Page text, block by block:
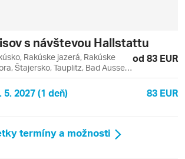
s návštevou Hallstattu
Rakúske jazerá, Rakúske
Štajersko, Tauplitz, Bad Aussee,
od 83 EUR
5. 2027 (1 deň) 83 EUR
termíny a možnosti